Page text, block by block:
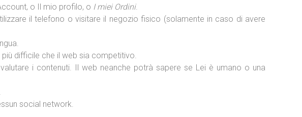
o Il mio profilo, o I miei Ordini.
il telefono o visitare il negozio fisico (solamente in caso di avere
difficile che il web sia competitivo.
i contenuti. Il web neanche potrà sapere se Lei è umano o una
social network.